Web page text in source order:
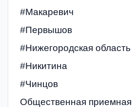
#Макаревич
#Первышов
#Нижегородская область
#Никитина
#Чинцов
Общественная приемная